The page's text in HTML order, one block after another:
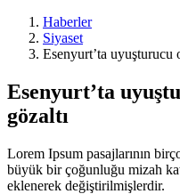
Haberler
Siyaset
Esenyurt’ta uyuşturucu
Esenyurt’ta
gözaltı
Lorem Ipsum pasajlarının
büyük bir çoğunluğu mizah
eklenerek değiştirilmişlerdir.